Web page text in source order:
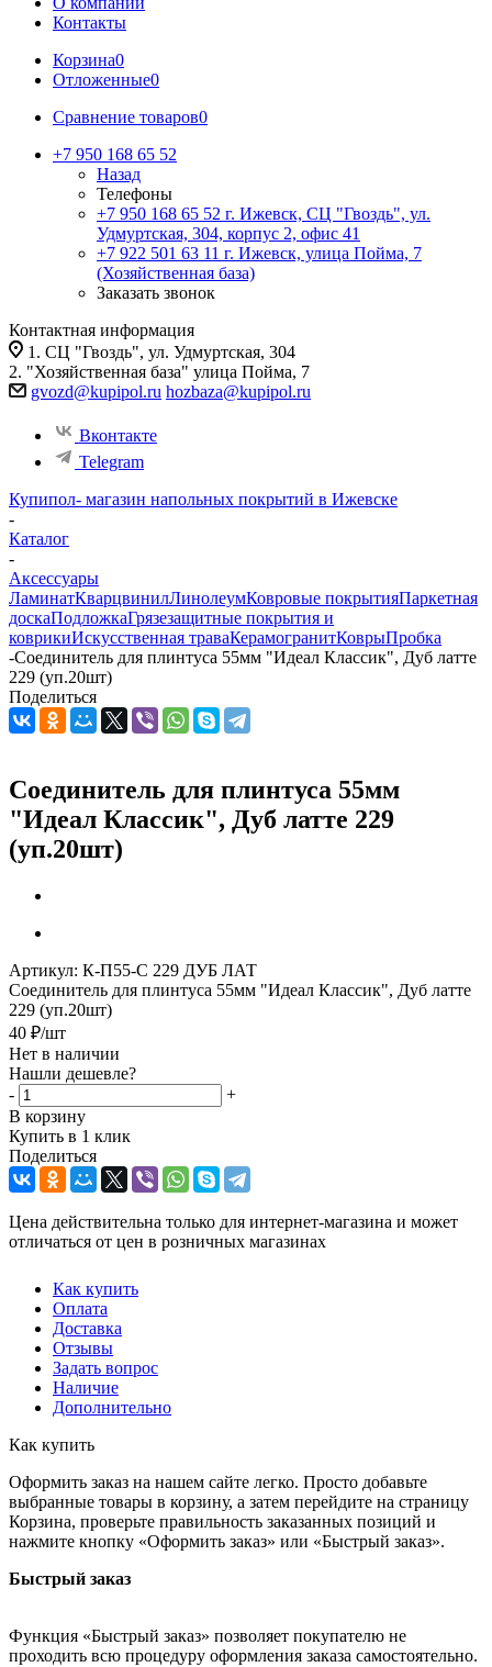
Контакты
Корзина0
Отложенные0
Сравнение товаров0
+7 950 168 65 52
Назад
Телефоны
+7 950 168 65 52 г. Ижевск, СЦ "Гвоздь", ул.
Удмуртская, 304, корпус 2, офис 41
+7 922 501 63 11 г. Ижевск, улица Пойма, 7
(Хозяйственная база)
Заказать звонок
Контактная информация
1. СЦ "Гвоздь", ул. Удмуртская, 304
2. "Хозяйственная база" улица Пойма, 7
gvozd@kupipol.ru hozbaza@kupipol.ru
Вконтакте
Telegram
Купипол- магазин напольных покрытий в Ижевске
-
Каталог
-
Аксессуары
ЛаминатКварцвинилЛинолеумКовровые покрытияПаркетная
доскаПодложкаГрязезащитные покрытия и
коврикиИскусственная траваКерамогранитКоврыПробка
-Соединитель для плинтуса 55мм "Идеал Классик", Дуб латте
229 (уп.20шт)
Поделиться
Соединитель для плинтуса 55мм
"Идеал Классик", Дуб латте 229
(уп.20шт)
Артикул: К-П55-С 229 ДУБ ЛАТ
Соединитель для плинтуса 55мм "Идеал Классик", Дуб латте
229 (уп.20шт)
40 ₽/шт
Нет в наличии
Нашли дешевле?
-
+
В корзину
Купить в 1 клик
Поделиться
Цена действительна только для интернет-магазина и может
отличаться от цен в розничных магазинах
Как купить
Оплата
Доставка
Отзывы
Задать вопрос
Наличие
Дополнительно
Как купить
Оформить заказ на нашем сайте легко. Просто добавьте
выбранные товары в корзину, а затем перейдите на страницу
Корзина, проверьте правильность заказанных позиций и
нажмите кнопку «Оформить заказ» или «Быстрый заказ».
Быстрый заказ
Функция «Быстрый заказ» позволяет покупателю не
проходить всю процедуру оформления заказа самостоятельно.